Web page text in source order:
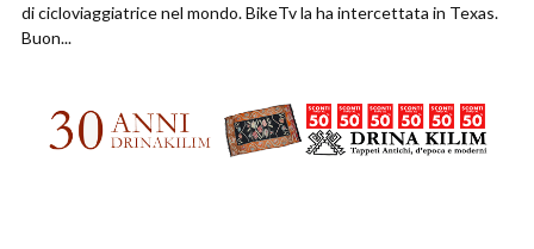
di cicloviaggiatrice nel mondo. BikeTv la ha intercettata in Texas.
Buon...